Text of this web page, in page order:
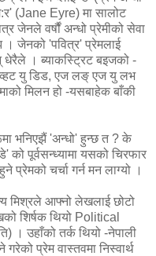
(Jane Eyre) मा सालोट
जेनले वर्षौं अन्धो प्रेमीको सेवा
। जेनको 'पवित्र' प्रेमलाई
धेरैले । ब्याकस्ट्रिट बइजको -
यु डिड, एज लङ् एज यु लभ
मिलन हो -यसबाहेक बाँकी
भनिएझैं 'अन्धो' हुन्छ त ? के
को पूर्वसन्ध्यामा यसको चिरफार
प्रेमको चर्चा गर्न मन लाग्यो ।
मिश्रले आफ्नो लेखलाई छोटो
शिर्षक थियो Political
। उहाँको तर्क थियो -नेपाली
प्रेम वास्तवमा निस्वार्थ